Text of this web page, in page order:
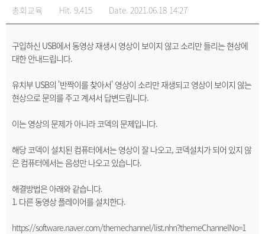
총회교육 Hit. 9,415 Date. 2021.06.18 14:27
구입하신 USB에서 동영상 재생시 영상이 보이지 않고 소리만 들리는 현상에
대한 안내드립니다.
유치부 USB의 '반짝이를 찾아서' 영상이 소리만 재생되고 영상이 보이지 않는
현상으로 문의를 주고 계셔서 답변드립니다.
이는 영상의 문제가 아니라 코덱의 문제입니다.
해당 코덱이 설치된 컴퓨터에서는 영상이 잘 나오고, 코덱설치가 되어 있지 않
은 컴퓨터에서는 음성만 나오고 있습니다.
해결방법은 아래와 같습니다.
1. 다른 동영상 플레이어를 설치한다.
https://software.naver.com/themechannel/list.nhn?themeChannelNo=1